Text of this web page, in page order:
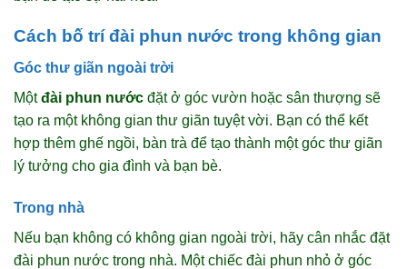
Cách bố trí đài phun nước trong không gian
Góc thư giãn ngoài trời
Mộtđài phun nước đặt ở góc vườn hoặc sân thượng sẽ
tạo ra một không gian thư giãn tuyệt vời. Bạn có thể kết
hợp thêm ghế ngồi, bàn trà để tạo thành một góc thư giãn
lý tưởng cho gia đình và bạn bè.
Trong nhà
Nếu bạn không có không gian ngoài trời, hãy cân nhắc đặt
đài phun nước trong nhà. Một chiếc đài phun nhỏ ở góc